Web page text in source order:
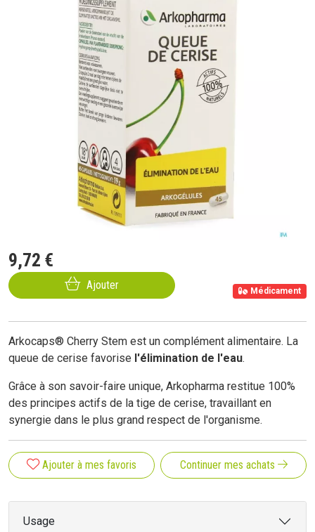
9,72 €
Ajouter Médicament
Arkocaps® Cherry Stem est un complément alimentaire. La
queue de cerise favorise l'élimination de l'eau.
Grâce à son savoir-faire unique, Arkopharma restitue 100%
des principes actifs de la tige de cerise, travaillant en
synergie dans le plus grand respect de l'organisme.
Ajouter à mes favoris Continuer mes achats
Usage